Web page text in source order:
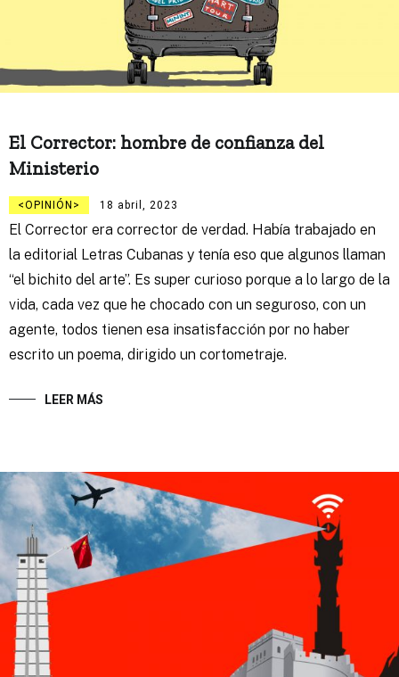
El Corrector: hombre de confianza del
Ministerio
OPINIÓN 18 abril, 2023
El Corrector era corrector de verdad. Había trabajado en
la editorial Letras Cubanas y tenía eso que algunos llaman
“el bichito del arte”. Es super curioso porque a lo largo de la
vida, cada vez que he chocado con un seguroso, con un
agente, todos tienen esa insatisfacción por no haber
escrito un poema, dirigido un cortometraje.
LEER MÁS